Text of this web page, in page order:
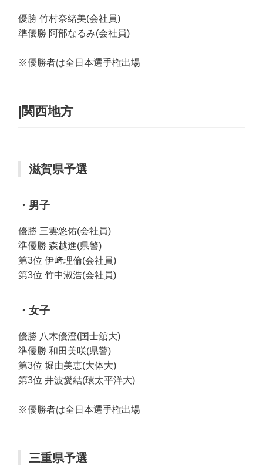
優勝 竹村奈緒美(会社員)
準優勝 阿部なるみ(会社員)
※優勝者は全日本選手権出場
|関西地方
滋賀県予選
・男子
優勝 三雲悠佑(会社員)
準優勝 森越進(県警)
第3位 伊﨑理倫(会社員)
第3位 竹中淑浩(会社員)
・女子
優勝 八木優澄(国士舘大)
準優勝 和田美咲(県警)
第3位 堀由美恵(大体大)
第3位 井波愛結(環太平洋大)
※優勝者は全日本選手権出場
三重県予選